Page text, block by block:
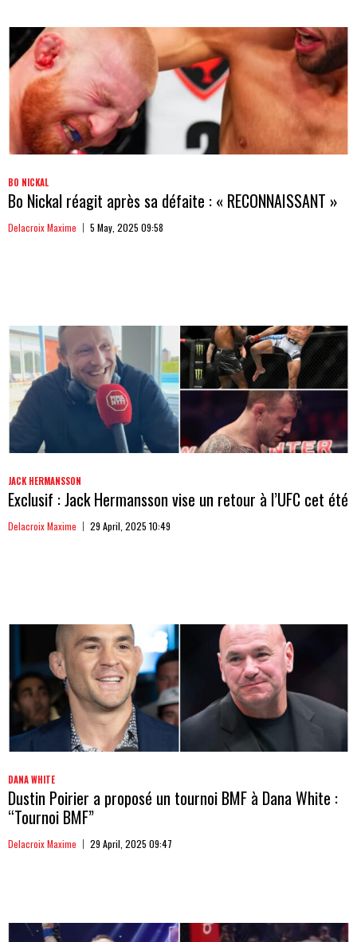
BO NICKAL
Bo Nickal réagit après sa défaite : « RECONNAISSANT »
Delacroix Maxime 5 May, 2025 09:58
JACK HERMANSSON
Exclusif : Jack Hermansson vise un retour à l’UFC cet été
Delacroix Maxime 29 April, 2025 10:49
DANA WHITE
Dustin Poirier a proposé un tournoi BMF à Dana White :
“Tournoi BMF”
Delacroix Maxime 29 April, 2025 09:47